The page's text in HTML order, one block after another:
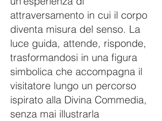
attraversamento in cui il corpo
diventa misura del senso. La
luce guida, attende, risponde,
trasformandosi in una figura
simbolica che accompagna il
visitatore lungo un percorso
ispirato alla Divina Commedia,
senza mai illustrarla